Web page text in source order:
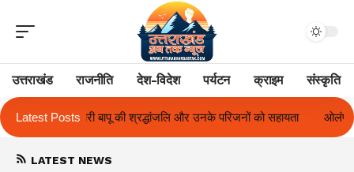
उत्तराखंड राजनीति देश-विदेश पर्यटन क्राइम संस्कृति
Latest Posts
उनके परिजनों को सहायता ओलंपस हाई के इंटर-हाउस फुटबॉल टूर्नामेंट में रिग
LATEST NEWS